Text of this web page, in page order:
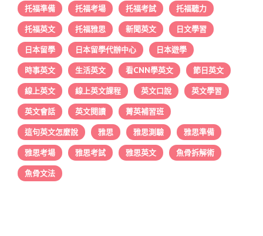
托福準備 托福考場 托福考試 托福聽力
托福英文 托福雅思 新聞英文 日文學習
日本留學 日本留學代辦中心 日本遊學
時事英文 生活英文 看CNN學英文 節日英文
線上英文 線上英文課程 英文口說 英文學習
英文會話 英文閱讀 菁英補習班
這句英文怎麼說 雅思 雅思測驗 雅思準備
雅思考場 雅思考試 雅思英文 魚骨拆解術
魚骨文法